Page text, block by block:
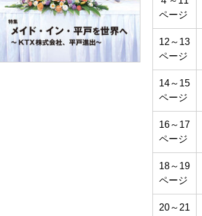
ページ
12～13
ページ
14～15
ページ
16～17
ページ
18～19
ページ
20～21